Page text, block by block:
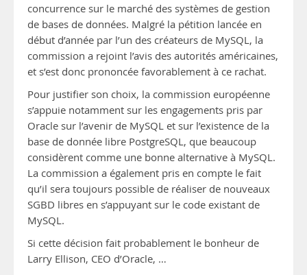
concurrence sur le marché des systèmes de gestion
de bases de données. Malgré la pétition lancée en
début d’année par l’un des créateurs de MySQL, la
commission a rejoint l’avis des autorités américaines,
et s’est donc prononcée favorablement à ce rachat.
Pour justifier son choix, la commission européenne
s’appuie notamment sur les engagements pris par
Oracle sur l’avenir de MySQL et sur l’existence de la
base de donnée libre PostgreSQL, que beaucoup
considèrent comme une bonne alternative à MySQL.
La commission a également pris en compte le fait
qu’il sera toujours possible de réaliser de nouveaux
SGBD libres en s’appuyant sur le code existant de
MySQL.
Si cette décision fait probablement le bonheur de
Larry Ellison, CEO d’Oracle, …